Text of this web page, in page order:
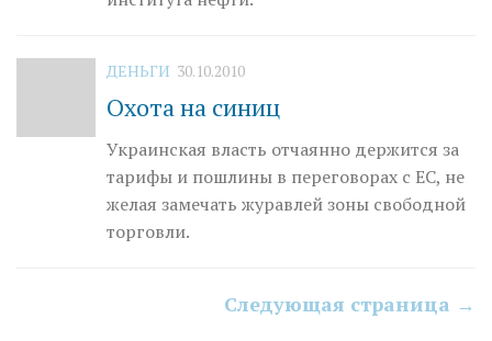
ДЕНЬГИ 30.10.2010
Охота на синиц
Украинская власть отчаянно держится за
тарифы и пошлины в переговорах с ЕС, не
желая замечать журавлей зоны свободной
торговли.
Следующая страница →